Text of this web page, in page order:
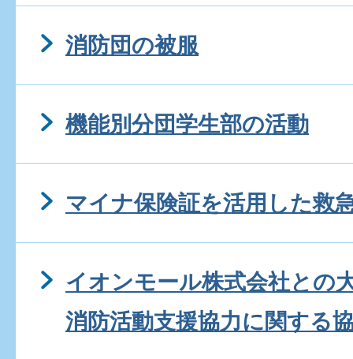
消防団の被服
機能別分団学生部の活動
マイナ保険証を活用した救
イオンモール株式会社との
消防活動支援協力に関する